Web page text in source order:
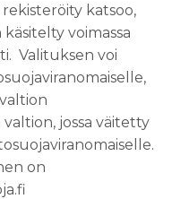
katsoo,
voimassa
Valituksen voi
jossa väitetty
on